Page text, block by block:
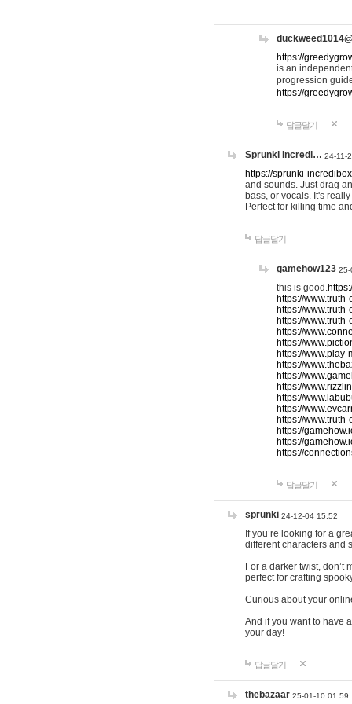
https://
is an
progression
https://
답글달기
Sprunki Incredi… 24-11-
https://sprunki-
and sounds. Just drag
bass, or vocals. It's
Perfect for killing time
답글달기
gamehow123 25-
this is good.
https://
https://
https://
https://
https://
https://
https://
https://
https://
https://
https://
https://
https://
https://
https://
답글달기
sprunki 24-12-04 15:52
If you’re looking for a
different characters and
For a darker twist, don’t
perfect for crafting
Curious about your
And if you want to have
your day!
답글달기
thebazaar 25-01-10 01:59